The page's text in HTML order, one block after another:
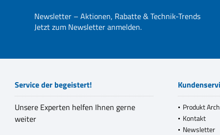
Newsletter – Aktionen, Rabatte & Technik-Trends
Jetzt zum Newsletter anmelden.
Service der begeistert!
Unsere Experten helfen Ihnen gerne
weiter
Produkt
Kontakt
Newsletter